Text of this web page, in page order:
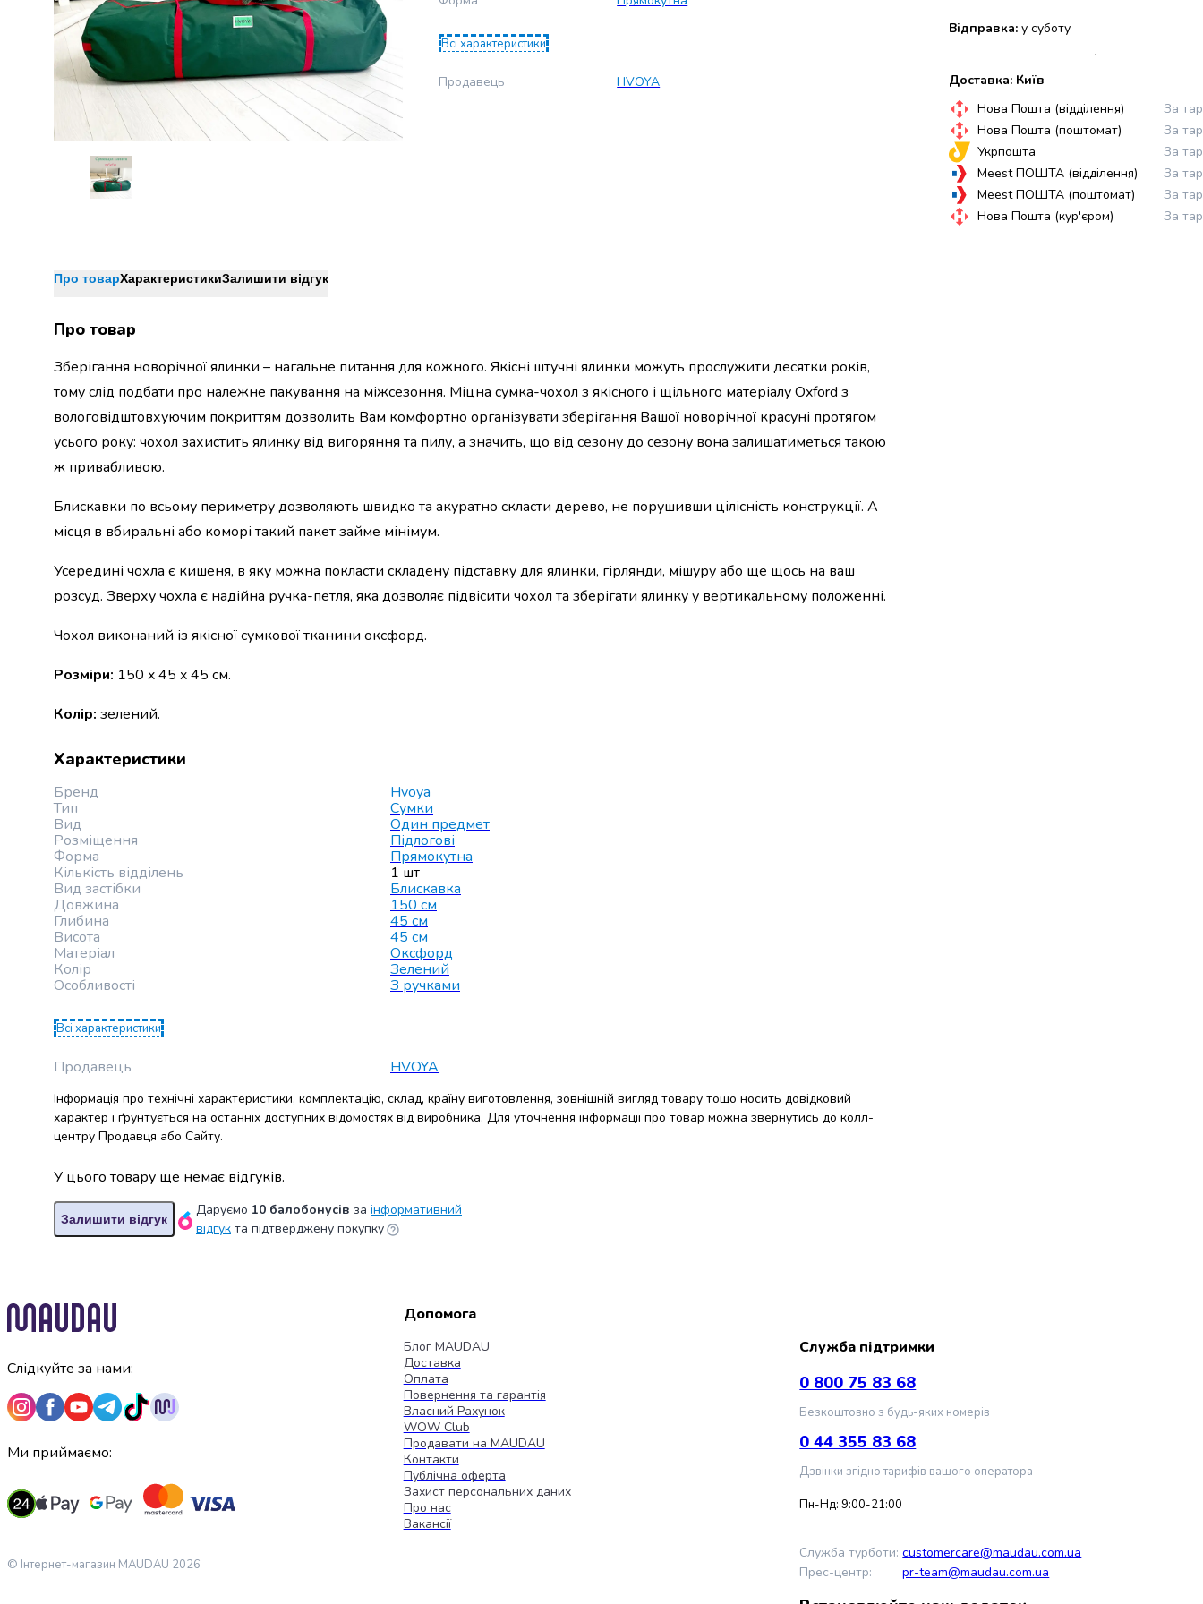
Джин
Ром
Текіла
і
мескаль
Лікери
наливки
Настоянки,
бальзами,
алкоголь
Сидри
та
меди
Подарункові
набори
алкоголю
напої
Бакалія
Олія
вироби
Сухі
Їжа
приготування
та
Цукор
Все
Приправа
перець
Кухонна
сіль
суші
ролів
та
для
десертів
Крупи
Гречана
крупа
Вівсяна
Булгур
Пшенична
Манна
Кіноа
Кукурудзяна
крупа
Перлова
крупа
Консервовані
Всі характеристики
Продавець HVOYA
Про товарХарактеристикиЗалишити відгук
Про товар
Зберігання новорічної ялинки – нагальне питання для кожного. Якісні штучні ялинки можуть прослужити десятки років,
тому слід подбати про належне пакування на міжсезоння. Міцна сумка-чохол з якісного і щільного матеріалу Oxford з
вологовідштовхуючим покриттям дозволить Вам комфортно організувати зберігання Вашої новорічної красуні протягом
усього року: чохол захистить ялинку від вигоряння та пилу, а значить, що від сезону до сезону вона залишатиметься такою
ж привабливою.
Блискавки по всьому периметру дозволяють швидко та акуратно скласти дерево, не порушивши цілісність конструкції. А
місця в вбиральні або коморі такий пакет займе мінімум.
Усередині чохла є кишеня, в яку можна покласти складену підставку для ялинки, гірлянди, мішуру або ще щось на ваш
розсуд. Зверху чохла є надійна ручка-петля, яка дозволяє підвісити чохол та зберігати ялинку у вертикальному положенні.
Чохол виконаний із якісної сумкової тканини оксфорд.
Розміри: 150 x 45 x 45 см.
Колір: зелений.
Характеристики
Бренд
Hvoya
Тип
Сумки
Вид
Один предмет
Розміщення
Підлогові
Форма
Прямокутна
Кількість відділень
1 шт
Вид застібки
Блискавка
Довжина
150 см
Глибина
45 см
Висота
45 см
Матеріал
Оксфорд
Колір
Зелений
Особливості
З ручками
Всі характеристики
Продавець HVOYA
Інформація про технічні характеристики, комплектацію, склад, країну виготовлення, зовнішній вигляд товару тощо носить довідковий
характер і ґрунтується на останніх доступних відомостях від виробника. Для уточнення інформації про товар можна звернутись до колл-
центру Продавця або Сайту.
У цього товару ще немає відгуків.
Залишити відгук
Даруємо 10 балобонусів за інформативний
відгук та підтверджену покупку
Відправка: у суботу
Доставка: Київ
Нова Пошта (відділення)
За
Нова Пошта (поштомат)
За
Укрпошта
За
Meest ПОШТА (відділення)
За
Meest ПОШТА (поштомат)
За
Нова Пошта (кур'єром)
За
Слідкуйте за нами:
Ми приймаємо:
© Інтернет-магазин MAUDAU 2026
Допомога
Блог MAUDAU
Доставка
Оплата
Повернення та гарантія
Власний Рахунок
WOW Club
Продавати на MAUDAU
Контакти
Публічна оферта
Захист персональних даних
Про нас
Вакансії
Служба підтримки
0 800 75 83 68
Безкоштовно з будь-яких номерів
0 44 355 83 68
Дзвінки згідно тарифів вашого оператора
Пн-Нд: 9:00-21:00
Служба турботи: customercare@maudau.com.ua
Прес-центр:
pr-team@maudau.com.ua